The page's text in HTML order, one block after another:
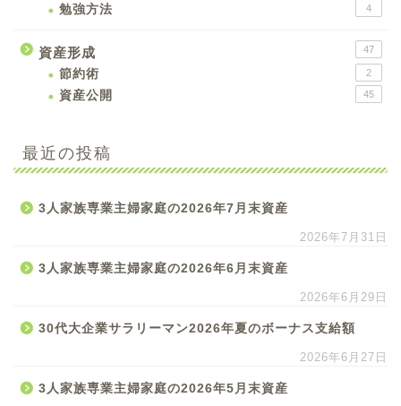
勉強方法 4
資産形成 47
節約術 2
資産公開 45
最近の投稿
3人家族専業主婦家庭の2026年7月末資産
2026年7月31日
3人家族専業主婦家庭の2026年6月末資産
2026年6月29日
30代大企業サラリーマン2026年夏のボーナス支給額
2026年6月27日
3人家族専業主婦家庭の2026年5月末資産